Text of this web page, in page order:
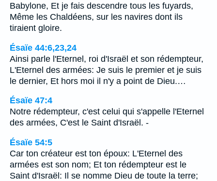
Babylone, Et je fais descendre tous les fuyards,
Même les Chaldéens, sur les navires dont ils
tiraient gloire.
Ésaïe 44:6,23,24
Ainsi parle l'Eternel, roi d'Israël et son rédempteur,
L'Eternel des armées: Je suis le premier et je suis
le dernier, Et hors moi il n'y a point de Dieu.…
Ésaïe 47:4
Notre rédempteur, c'est celui qui s'appelle l'Eternel
des armées, C'est le Saint d'Israël. -
Ésaïe 54:5
Car ton créateur est ton époux: L'Eternel des
armées est son nom; Et ton rédempteur est le
Saint d'Israël: Il se nomme Dieu de toute la terre;